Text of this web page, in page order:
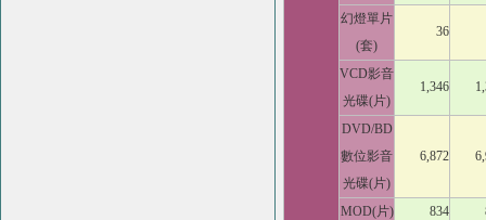
幻燈單片
(套)
36
VCD影音
光碟(片)
1,346
DVD/BD
數位影音
光碟(片)
6,872
MOD(片) 834